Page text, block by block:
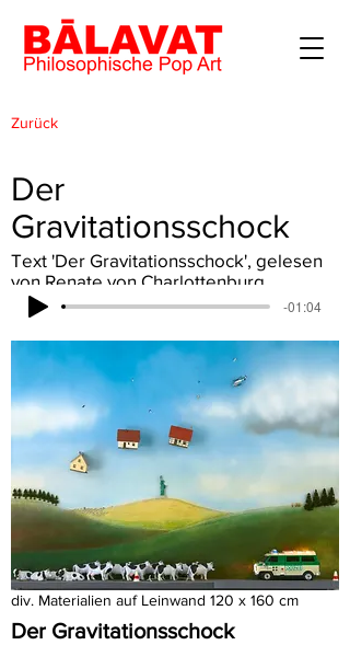
Zurück
Der
Gravitationsschock
Text 'Der Gravitationsschock', gelesen
von Renate von Charlottenburg
-01:04
Lade...
div. Materialien auf Leinwand 120 x 160 cm
Der Gravitationsschock